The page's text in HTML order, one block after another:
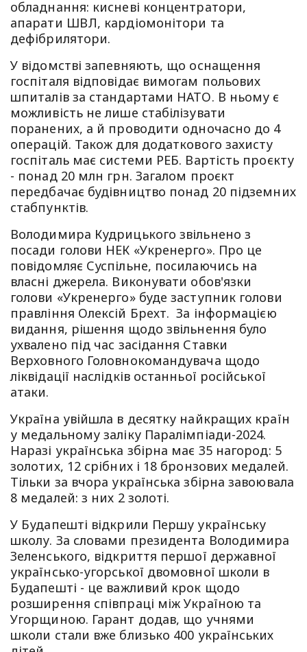
обладнання: кисневі концентратори,
апарати ШВЛ, кардіомонітори та
дефібрилятори.
У відомстві запевняють, що оснащення
госпіталя відповідає вимогам польових
шпиталів за стандартами НАТО. В ньому є
можливість не лише стабілізувати
поранених, а й проводити одночасно до 4
операцій. Також для додаткового захисту
госпіталь має системи РЕБ. Вартість проєкту
- понад 20 млн грн. Загалом проєкт
передбачає будівництво понад 20 підземних
стабпунктів.
Володимира Кудрицького звільнено з
посади голови НЕК «Укренерго». Про це
повідомляє Суспільне, посилаючись на
власні джерела. Виконувати обов'язки
голови «Укренерго» буде заступник голови
правління Олексій Брехт. За інформацією
видання, рішення щодо звільнення було
ухвалено під час засідання Ставки
Верховного Головнокомандувача щодо
ліквідації наслідків останньої російської
атаки.
Україна увійшла в десятку найкращих країн
у медальному заліку Паралімпіади-2024.
Наразі українська збірна має 35 нагород: 5
золотих, 12 срібних і 18 бронзових медалей.
Тільки за вчора українська збірна завоювала
8 медалей: з них 2 золоті.
У Будапешті відкрили Першу українську
школу. За словами президента Володимира
Зеленського, відкриття першої державної
українсько-угорської двомовної школи в
Будапешті - це важливий крок щодо
розширення співпраці між Україною та
Угорщиною. Гарант додав, що учнями
школи стали вже близько 400 українських